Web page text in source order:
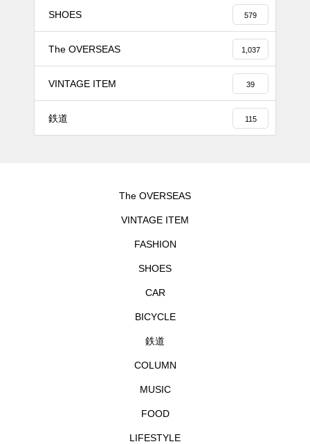
SHOES 579
The OVERSEAS 1,037
VINTAGE ITEM 39
鉄道 115
The OVERSEAS
VINTAGE ITEM
FASHION
SHOES
CAR
BICYCLE
鉄道
COLUMN
MUSIC
FOOD
LIFESTYLE